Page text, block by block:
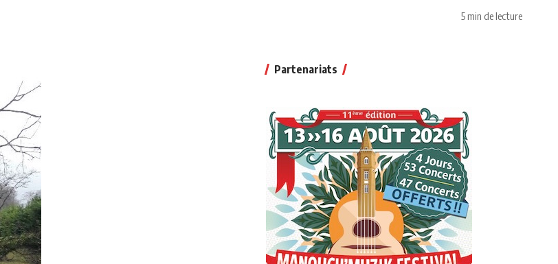
5 min de lecture
Partenariats